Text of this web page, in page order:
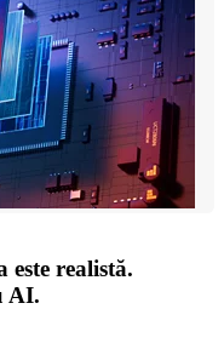
este realistă.
AI.